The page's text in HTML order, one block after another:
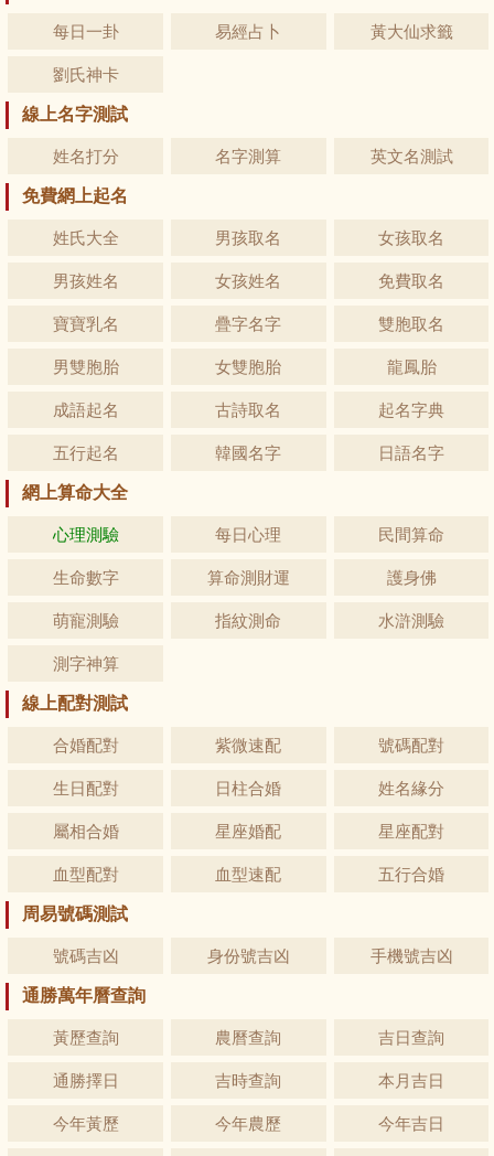
每日一卦 易經占卜 黃大仙求籤
劉氏神卡
線上名字測試
姓名打分 名字測算 英文名測試
免費網上起名
姓氏大全 男孩取名 女孩取名
男孩姓名 女孩姓名 免費取名
寶寶乳名 疊字名字 雙胞取名
男雙胞胎 女雙胞胎 龍鳳胎
成語起名 古詩取名 起名字典
五行起名 韓國名字 日語名字
網上算命大全
心理測驗 每日心理 民間算命
生命數字 算命測財運 護身佛
萌寵測驗 指紋測命 水滸測驗
測字神算
線上配對測試
合婚配對 紫微速配 號碼配對
生日配對 日柱合婚 姓名緣分
屬相合婚 星座婚配 星座配對
血型配對 血型速配 五行合婚
周易號碼測試
號碼吉凶 身份號吉凶 手機號吉凶
通勝萬年曆查詢
黃歷查詢 農曆查詢 吉日查詢
通勝擇日 吉時查詢 本月吉日
今年黃歷 今年農歷 今年吉日